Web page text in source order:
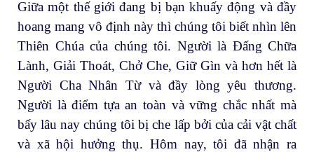
Giữa một thế giới đang bị bạn khuấy động và đầy
hoang mang vô định này thì chúng tôi biết nhìn lên
Thiên Chúa của chúng tôi. Người là Đấng Chữa
Lành, Giải Thoát, Chở Che, Giữ Gìn và hơn hết là
Người Cha Nhân Từ và đầy lòng yêu thương.
Người là điểm tựa an toàn và vững chắc nhất mà
bấy lâu nay chúng tôi bị che lấp bởi của cải vật chất
và xã hội hưởng thụ. Hôm nay, tôi đã nhận ra